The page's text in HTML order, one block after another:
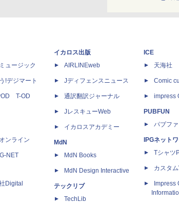
ュージック
!デジマート
T-OD
ンライン
NET
Digital
イカロス出版
AIRLINEweb
Jディフェンスニュース
通訳翻訳ジャーナル
JレスキューWeb
イカロスアカデミー
MdN
MdN Books
MdN Design Interactive
テックリブ
TechLib
ICE
天海社
Comic
impress
PUBFUN
パブフ
IPGネット
Tシャ
カスタ
Impress